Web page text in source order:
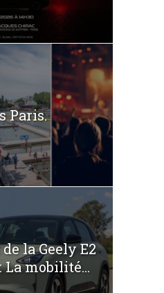
Paris.
la Geely E2
La mobilité...